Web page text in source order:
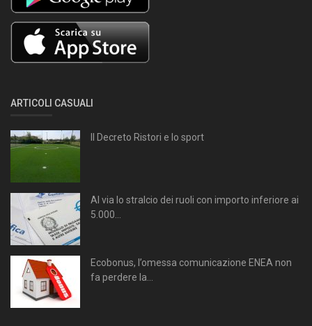
ARTICOLI CASUALI
Il Decreto Ristori e lo sport
Al via lo stralcio dei ruoli con importo inferiore ai
5.000...
Ecobonus, l’omessa comunicazione ENEA non
fa perdere la...